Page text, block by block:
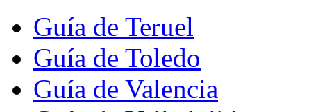
Guía de Teruel
Guía de Toledo
Guía de Valencia